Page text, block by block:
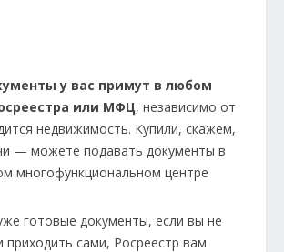
у вас примут в любом
или МФЦ, независимо от
недвижимость. Купили, скажем,
— можете подавать документы в
многофункциональном центре
готовые документы, если вы не
приходить сами, Росреестр вам